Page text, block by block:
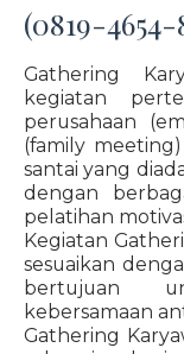
(0819-
Gathering
kegiatan
perusahaan
(family
santai yang
dengan
pelatihan
Kegiatan
sesuaikan
bertujuan
kebersamaan
Gathering